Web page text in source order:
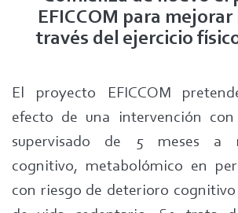
EFICCOM para mejorar
través del ejercicio
El proyecto EFICCOM
efecto de una intervención
supervisado de 5 meses a
cognitivo, metabolómico en
con riesgo de deterioro